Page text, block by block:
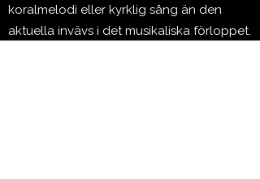
koralmelodi eller kyrklig sång än den
aktuella invävs i det musikaliska förloppet.